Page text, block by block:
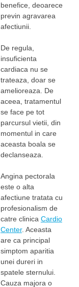
benefice, deoarece
previn agravarea
afectiunii.
De regula,
insuficienta
cardiaca nu se
trateaza, doar se
amelioreaza. De
aceea, tratamentul
se face pe tot
parcursul vietii, din
momentul in care
aceasta boala se
declanseaza.
Angina pectorala
este o alta
afectiune tratata cu
profesionalism de
catre clinica Cardio
Center. Aceasta
are ca principal
simptom aparitia
unei dureri in
spatele sternului.
Cauza majora o